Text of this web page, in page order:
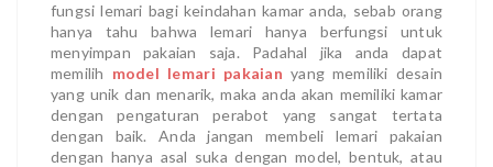
fungsi lemari bagi keindahan kamar anda, sebab orang
hanya tahu bahwa lemari hanya berfungsi untuk
menyimpan pakaian saja. Padahal jika anda dapat
memilih model lemari pakaian yang memiliki desain
yang unik dan menarik, maka anda akan memiliki kamar
dengan pengaturan perabot yang sangat tertata
dengan baik. Anda jangan membeli lemari pakaian
dengan hanya asal suka dengan model, bentuk, atau